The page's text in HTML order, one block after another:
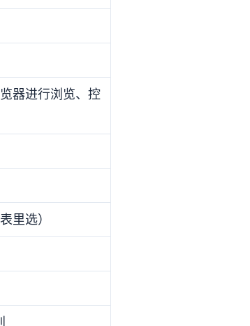
器进行浏览、控
里选）